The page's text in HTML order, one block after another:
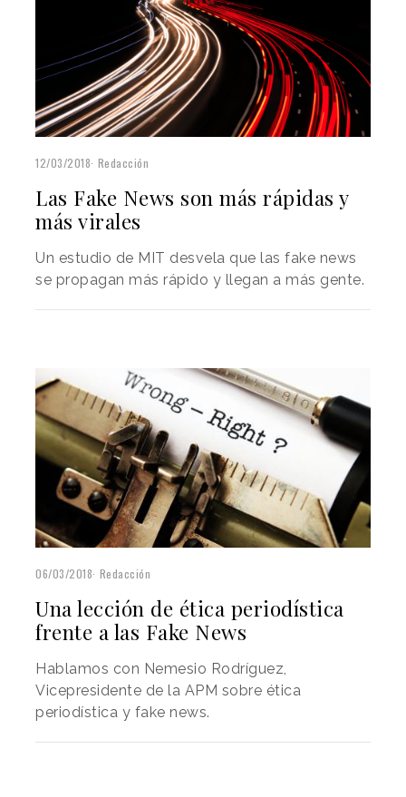
12/03/2018 Redacción
Las Fake News son más rápidas y
más virales
Un estudio de MIT desvela que las fake news
se propagan más rápido y llegan a más gente.
06/03/2018 Redacción
Una lección de ética periodística
frente a las Fake News
Hablamos con Nemesio Rodríguez,
Vicepresidente de la APM sobre ética
periodística y fake news.